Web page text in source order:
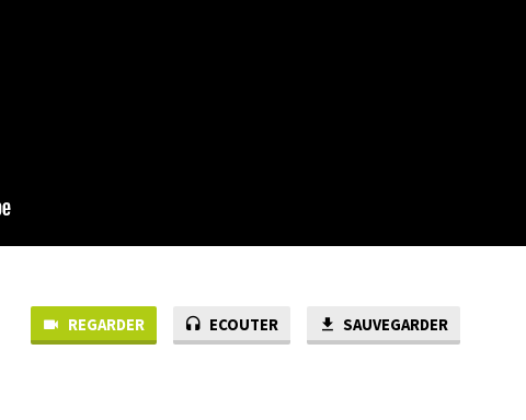
REGARDER ECOUTER SAUVEGARDER